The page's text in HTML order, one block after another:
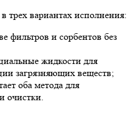
трех вариантах исполнения:
фильтров и сорбентов без
жидкости для
загрязняющих веществ;
оба метода для
очистки.